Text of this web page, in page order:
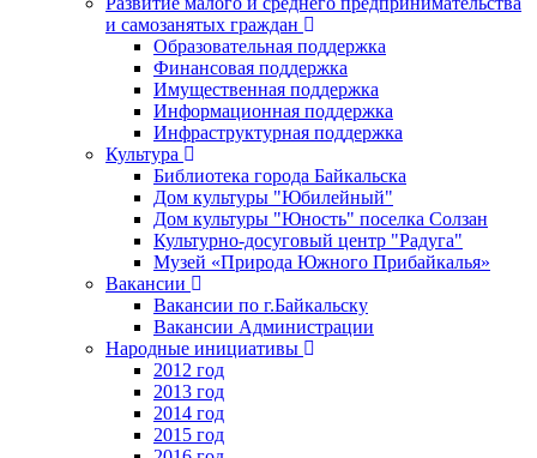
и самозанятых граждан
Образовательная поддержка
Финансовая поддержка
Имущественная поддержка
Информационная поддержка
Инфраструктурная поддержка
Культура
Библиотека города Байкальска
Дом культуры "Юбилейный"
Дом культуры "Юность" поселка Солзан
Культурно-досуговый центр "Радуга"
Музей «Природа Южного Прибайкалья»
Вакансии
Вакансии по г.Байкальску
Вакансии Администрации
Народные инициативы
2012 год
2013 год
2014 год
2015 год